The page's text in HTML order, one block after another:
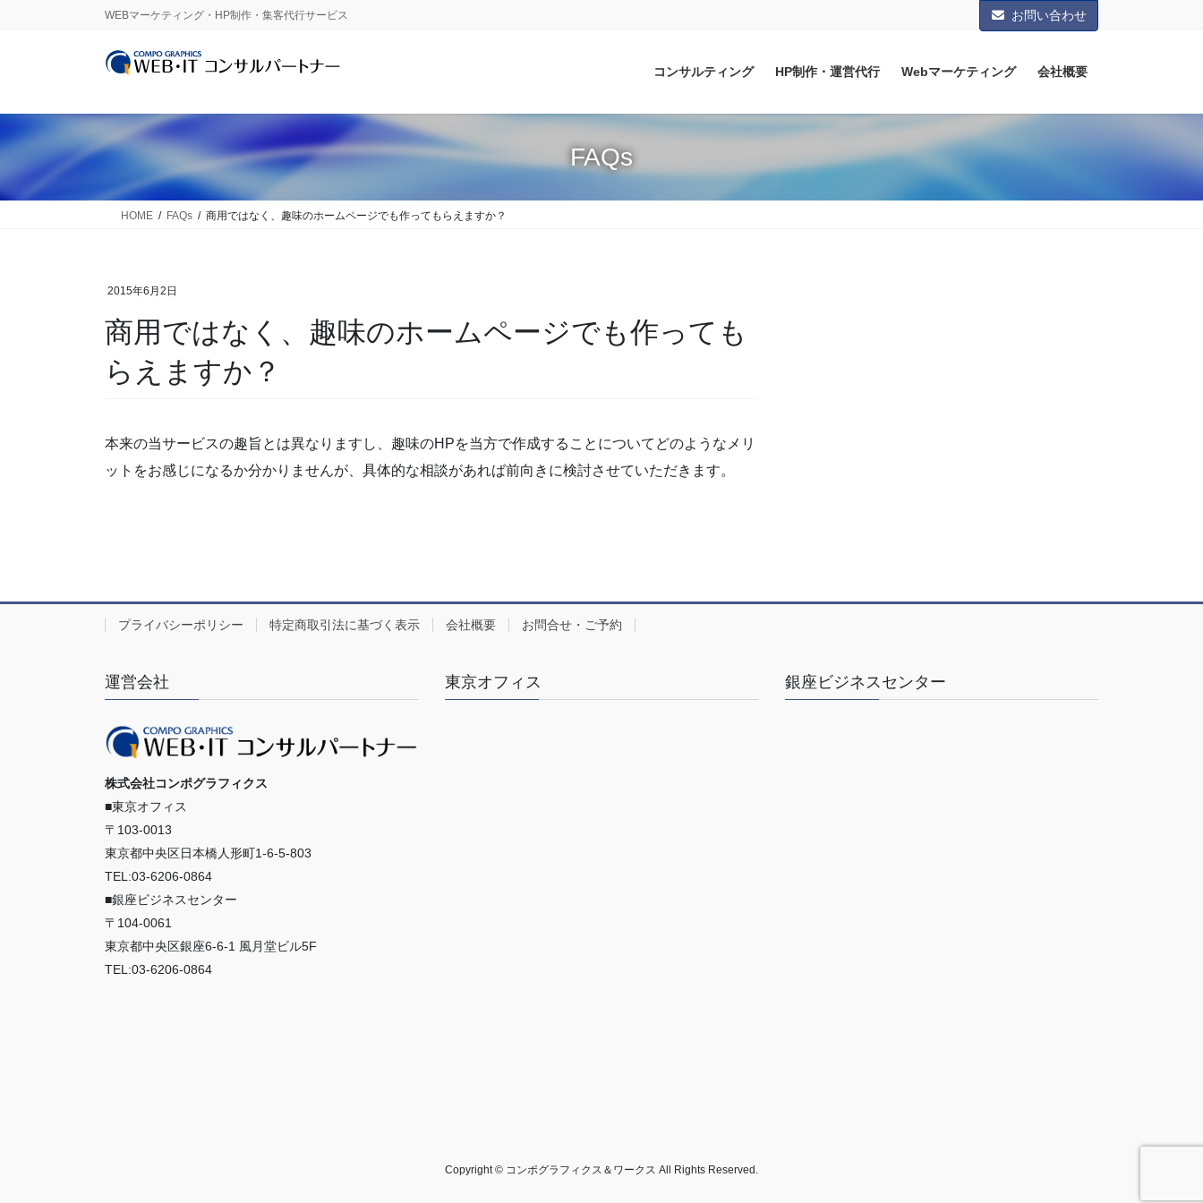
に
移
ョ
ン
移
動
WEBマーケティング・HP制作・集客代行サービス お問い合わせ
コンサルティング HP制作・運営代行 Webマーケティング 会社概要
FAQs
HOME FAQs 商用ではなく、趣味のホームページでも作ってもらえますか？
2015年6月2日
商用ではなく、趣味のホームページでも作っても
らえますか？
本来の当サービスの趣旨とは異なりますし、趣味のHPを当方で作成することについてどのようなメリ
ットをお感じになるか分かりませんが、具体的な相談があれば前向きに検討させていただきます。
プライバシーポリシー 特定商取引法に基づく表示 会社概要 お問合せ・ご予約
運営会社
株式会社コンポグラフィクス
■東京オフィス
〒103-0013
東京都中央区日本橋人形町1-6-5-803
TEL:03-6206-0864
■銀座ビジネスセンター
〒104-0061
東京都中央区銀座6-6-1 風月堂ビル5F
TEL:03-6206-0864
東京オフィス 銀座ビジネスセンター
Copyright © コンポグラフィクス＆ワークス All Rights Reserved.